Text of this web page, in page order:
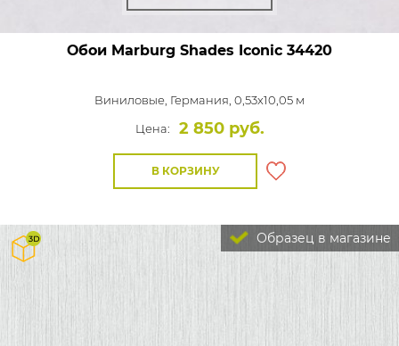
Обои Marburg Shades Iconic 34420
Виниловые, Германия, 0,53x10,05 м
Цена:
2 850 руб.
В КОРЗИНУ
Образец в магазине